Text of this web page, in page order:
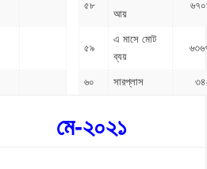
৫৮
আয়
৫৯
এ মাসে মোট
ব্যয়
৬০ সারপ্লাস
মে-২০২১